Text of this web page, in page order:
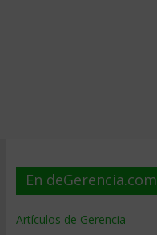
En deGerencia.com
Artículos de Gerencia